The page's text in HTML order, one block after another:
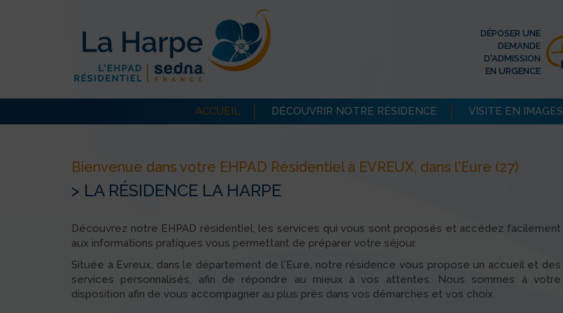
DÉPOSER UNE
DEMANDE
D'ADMISSION
EN URGENCE
ACCUEIL DÉCOUVRIR NOTRE RÉSIDENCE VISITE EN IMAGES
Bienvenue dans votre EHPAD Résidentiel à EVREUX, dans l'Eure (27)
> LA RÉSIDENCE LA HARPE
Découvrez notre EHPAD résidentiel, les services qui vous sont proposés et accédez facilement
aux informations pratiques vous permettant de préparer votre séjour.
Située à Evreux, dans le département de l'Eure, notre résidence vous propose un accueil et des
services personnalisés, afin de répondre au mieux à vos attentes. Nous sommes à votre
disposition afin de vous accompagner au plus près dans vos démarches et vos choix.